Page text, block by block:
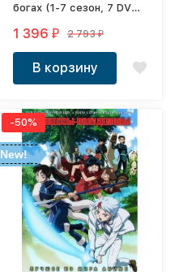
богах (1-7 сезон, 7 DVD-
1 396₽ 2 793₽
В корзину
New!
-50%